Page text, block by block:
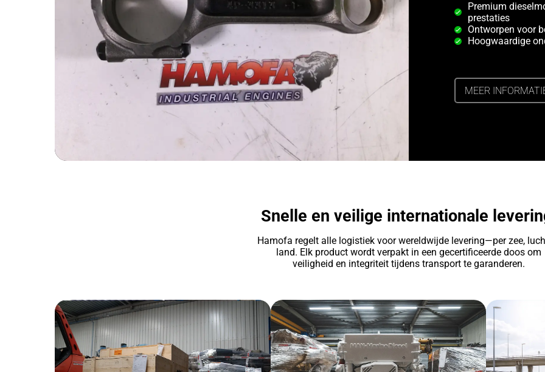
Premium
prestaties
Ontworpen voor
Hoogwaardige
MEER
Snelle en veilige internationale
Hamofa regelt alle logistiek voor wereldwijde levering—per zee,
land. Elk product wordt verpakt in een gecertificeerde doos om
veiligheid en integriteit tijdens transport te garanderen.